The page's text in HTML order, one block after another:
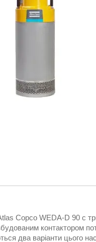
Copco WEDA-D 90 с
контактором
два варіанти цього